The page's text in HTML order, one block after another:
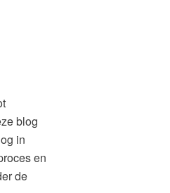
blog
in
en
de